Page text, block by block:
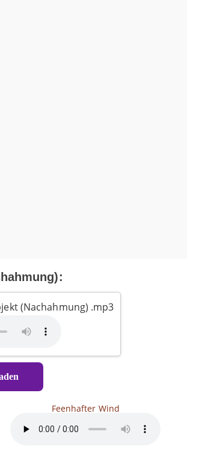
(Nachahmung) .mp3
Feenhafter Wind